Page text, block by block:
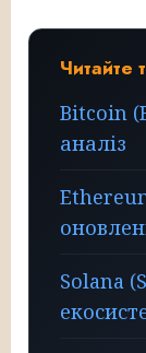
Читайте
Bitcoin
аналіз
Solana